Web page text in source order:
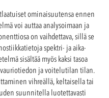
ominaisuutensa ennen
voi auttaa analysoimaan ja
on vaihdettava, sillä se
spektri- ja aika-
sisältää myös kaksi tasoa
ja voitelutilan tilan.
vihreällä, keltaisella tai
suunnitella luotettavasti